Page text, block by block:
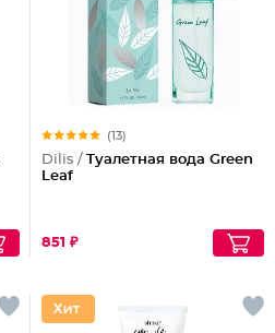
(13)
Dilis / Туалетная вода Green
Leaf
851 ₽